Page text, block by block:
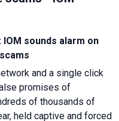
sounds alarm on
and a single click
promises of
of thousands of
held captive and forced